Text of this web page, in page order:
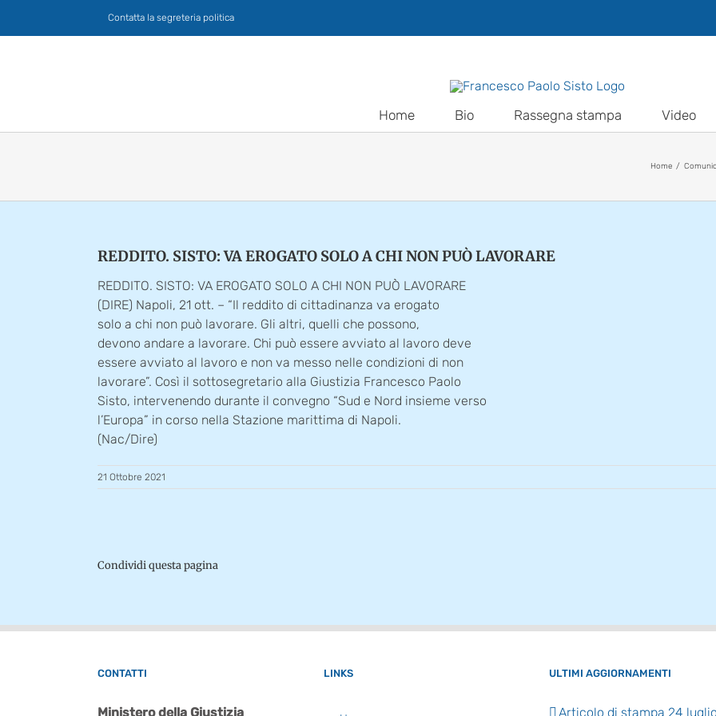
Contatta la segreteria politica
Home Bio Rassegna stampa Video
Home
REDDITO. SISTO: VA EROGATO SOLO A CHI NON PUÒ LAVORARE
REDDITO. SISTO: VA EROGATO SOLO A CHI NON PUÒ LAVORARE
(DIRE) Napoli, 21 ott. – “Il reddito di cittadinanza va erogato
solo a chi non può lavorare. Gli altri, quelli che possono,
devono andare a lavorare. Chi può essere avviato al lavoro deve
essere avviato al lavoro e non va messo nelle condizioni di non
lavorare”. Così il sottosegretario alla Giustizia Francesco Paolo
Sisto, intervenendo durante il convegno “Sud e Nord insieme verso
l’Europa” in corso nella Stazione marittima di Napoli.
(Nac/Dire)
21 Ottobre 2021
Condividi questa pagina
CONTATTI
Ministero della Giustizia
LINKS ULTIMI AGGIORNAMENTI
Articolo di stampa 24 luglio